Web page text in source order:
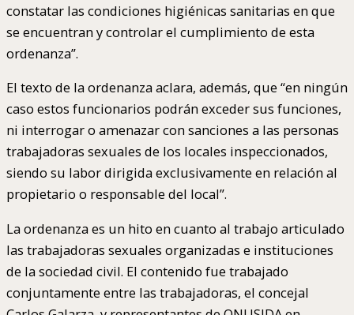
constatar las condiciones higiénicas sanitarias en que
se encuentran y controlar el cumplimiento de esta
ordenanza”.
El texto de la ordenanza aclara, además, que “en ningún
caso estos funcionarios podrán exceder sus funciones,
ni interrogar o amenazar con sanciones a las personas
trabajadoras sexuales de los locales inspeccionados,
siendo su labor dirigida exclusivamente en relación al
propietario o responsable del local”.
La ordenanza es un hito en cuanto al trabajo articulado
las trabajadoras sexuales organizadas e instituciones
de la sociedad civil. El contenido fue trabajado
conjuntamente entre las trabajadoras, el concejal